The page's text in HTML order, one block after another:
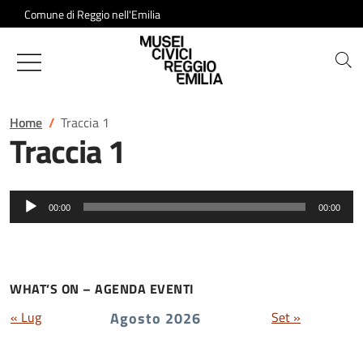
Salta al contenuto
Comune di Reggio nell'Emilia
Musei Civici di Reggio Emilia
Home Traccia 1
Traccia 1
Audio
Player
00:00 00:00
WHAT’S ON – AGENDA EVENTI
Agosto 2026
« Lug Set »